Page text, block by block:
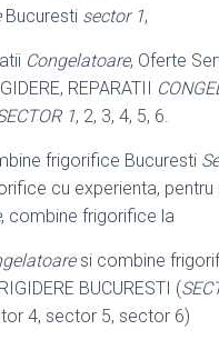
Bucuresti sector 1,
Congelatoare, Oferte
REPARATII
1, 2, 3, 4, 5, 6.
frigorifice Bucuresti
cu experienta, pentru
, combine frigorifice la
si combine
BUCURESTI (
4, sector 5, sector 6)